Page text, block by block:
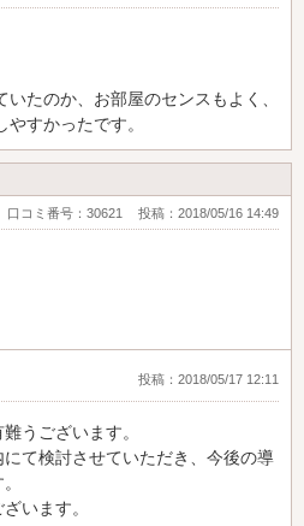
たのか、お部屋のセンスもよく、
すかったです。
口コミ番号：30621 投稿：2018/05/16 14:49
投稿：2018/05/17 12:11
うございます。
て検討させていただき、今後の導
います。